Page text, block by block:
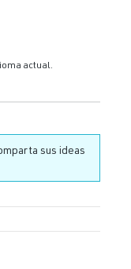
actual.
sus ideas